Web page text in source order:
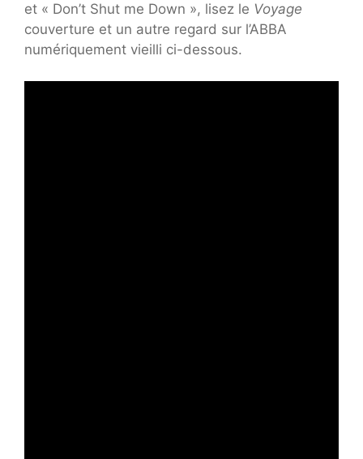
et « Don’t Shut me Down », lisez le Voyage
couverture et un autre regard sur l’ABBA
numériquement vieilli ci-dessous.